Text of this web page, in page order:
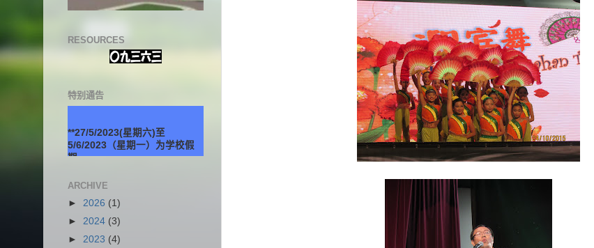
RESOURCES
特别通告
5/6/2023（星期一）为学校假
期。
ARCHIVE
► 2026 (1)
► 2024 (3)
► 2023 (4)